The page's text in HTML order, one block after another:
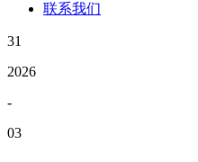
联系我们
31
2026
-
03